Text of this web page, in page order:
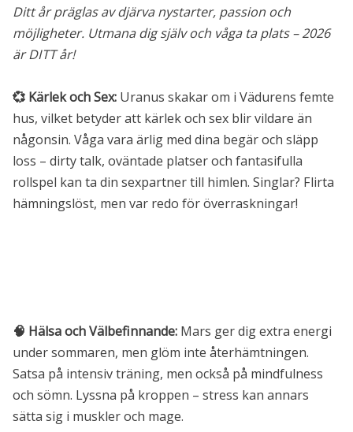
Ditt år präglas av djärva nystarter, passion och
möjligheter. Utmana dig själv och våga ta plats – 2026
är DITT år!
💞 Kärlek och Sex: Uranus skakar om i Vädurens femte
hus, vilket betyder att kärlek och sex blir vildare än
någonsin. Våga vara ärlig med dina begär och släpp
loss – dirty talk, oväntade platser och fantasifulla
rollspel kan ta din sexpartner till himlen. Singlar? Flirta
hämningslöst, men var redo för överraskningar!
🧠 Hälsa och Välbefinnande: Mars ger dig extra energi
under sommaren, men glöm inte återhämtningen.
Satsa på intensiv träning, men också på mindfulness
och sömn. Lyssna på kroppen – stress kan annars
sätta sig i muskler och mage.